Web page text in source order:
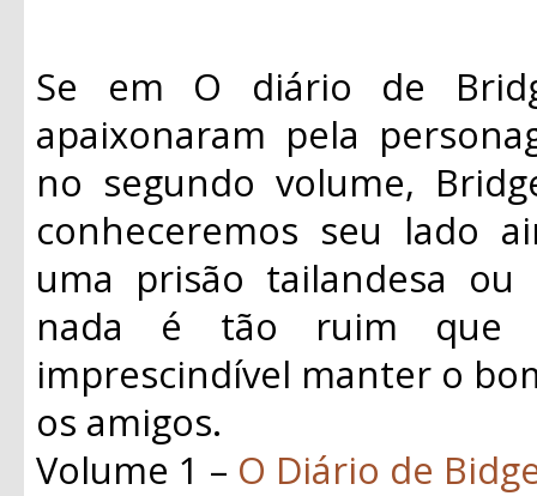
Se em O diário de
apaixonaram pela
no segundo volume,
conheceremos seu lado
uma prisão tailandesa ou
nada é tão ruim que
imprescindível manter o
os amigos.
Volume 1 – O Diário de